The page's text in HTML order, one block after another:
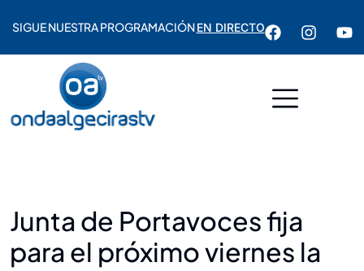
SIGUE NUESTRA PROGRAMACIÓNEN DIRECTO
Junta de Portavoces fija
para el próximo viernes la